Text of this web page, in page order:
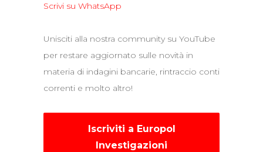
Scrivi su WhatsApp
Unisciti alla nostra community su YouTube
per restare aggiornato sulle novità in
materia di indagini bancarie, rintraccio conti
correnti e molto altro!
Iscriviti a Europol
Investigazioni